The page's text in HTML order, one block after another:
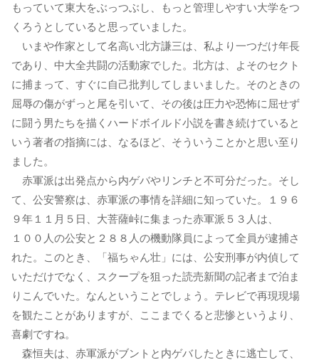
もっていて東大をぶっつぶし、もっと管理しやすい大学をつ
くろうとしていると思っていました。
いまや作家として名高い北方謙三は、私より一つだけ年長
であり、中大全共闘の活動家でした。北方は、よそのセクト
に捕まって、すぐに自己批判してしまいました。そのときの
屈辱の傷がずっと尾を引いて、その後は圧力や恐怖に屈せず
に闘う男たちを描くハードボイルド小説を書き続けていると
いう著者の指摘には、なるほど、そういうことかと思い至り
ました。
赤軍派は出発点から内ゲバやリンチと不可分だった。そし
て、公安警察は、赤軍派の事情を詳細に知っていた。１９６
９年１１月５日、大菩薩峠に集まった赤軍派５３人は、
１００人の公安と２８８人の機動隊員によって全員が逮捕さ
れた。このとき、「福ちゃん壮」には、公安刑事が内偵して
いただけでなく、スクープを狙った読売新聞の記者まで泊ま
りこんでいた。なんということでしょう。テレビで再現現場
を観たことがありますが、ここまでくると悲惨というより、
喜劇ですね。
森恒夫は、赤軍派がブントと内ゲバしたときに逃亡して、